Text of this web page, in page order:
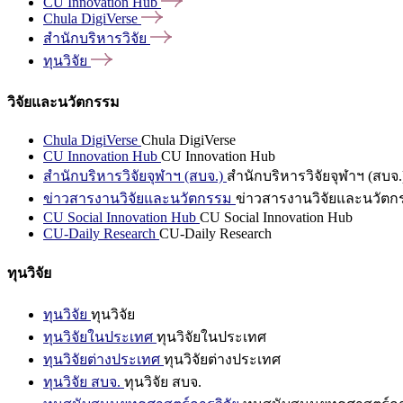
Chula DigiVerse
สำนักบริหารวิจัย
ทุนวิจัย
วิจัยและนวัตกรรม
Chula DigiVerse Chula DigiVerse
CU Innovation Hub CU Innovation Hub
สำนักบริหารวิจัยจุฬาฯ (สบจ.) สำนักบริหารวิจัยจุฬาฯ (สบจ
ข่าวสารงานวิจัยและนวัตกรรม ข่าวสารงานวิจัยและนวัตก
CU Social Innovation Hub CU Social Innovation Hub
CU-Daily Research CU-Daily Research
ทุนวิจัย
ทุนวิจัย ทุนวิจัย
ทุนวิจัยในประเทศ ทุนวิจัยในประเทศ
ทุนวิจัยต่างประเทศ ทุนวิจัยต่างประเทศ
ทุนวิจัย สบจ. ทุนวิจัย สบจ.